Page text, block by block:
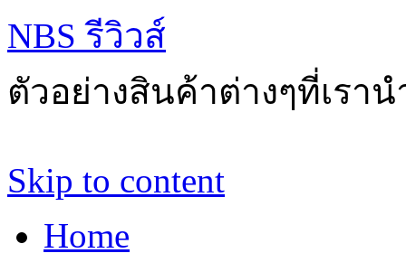
NBS รีวิวส์
ตัวอย่างสินค้าต่างๆที่เรา
Skip to content
Home